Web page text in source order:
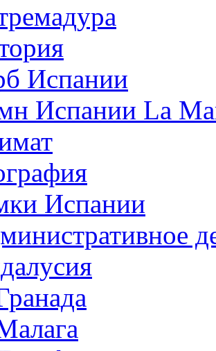
Испании
Испании La
Испании